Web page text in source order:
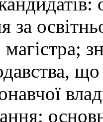
за
магістра;